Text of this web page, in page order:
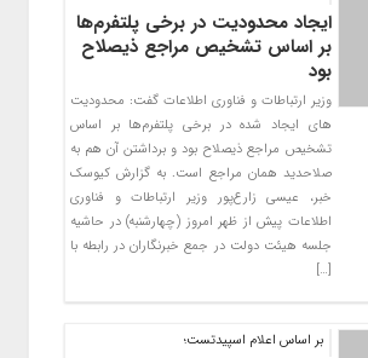
ایجاد محدودیت در برخی پلتفرم‌ها
بر اساس تشخیص مراجع ذیصلاح
بود
وزیر ارتباطات و فناوری اطلاعات گفت: محدودیت
های ایجاد شده در برخی پلتفرم‌ها بر اساس
تشخیص مراجع ذیصلاح بود و برداشتن آن هم به
صلاحدید همان مراجع است. به گزارش کیوسک
خبر، عیسی زارع‌پور وزیر ارتباطات و فناوری
اطلاعات پیش از ظهر امروز (چهارشنبه) در حاشیه
جلسه هیئت دولت در جمع خبرنگاران در رابطه با
[…]
بر اساس اعلام اسپیدتست؛